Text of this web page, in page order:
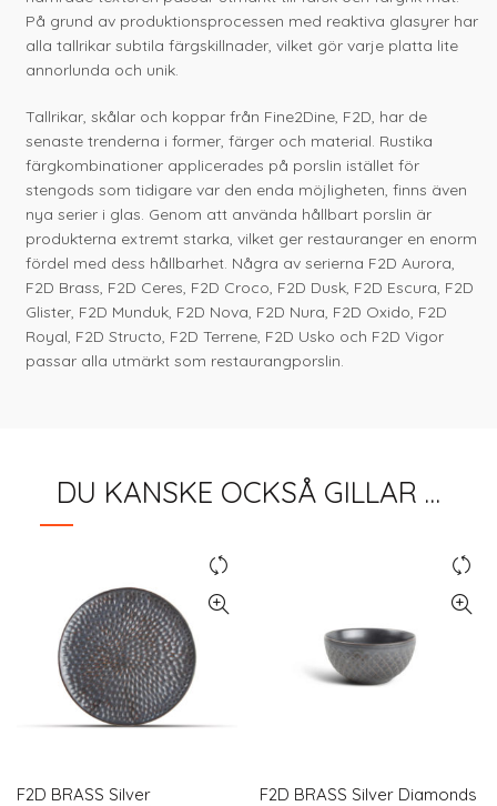
På grund av produktionsprocessen med reaktiva glasyrer har
alla tallrikar subtila färgskillnader, vilket gör varje platta lite
annorlunda och unik.
Tallrikar, skålar och koppar från Fine2Dine, F2D, har de
senaste trenderna i former, färger och material. Rustika
färgkombinationer applicerades på porslin istället för
stengods som tidigare var den enda möjligheten, finns även
nya serier i glas. Genom att använda hållbart porslin är
produkterna extremt starka, vilket ger restauranger en enorm
fördel med dess hållbarhet. Några av serierna F2D Aurora,
F2D Brass, F2D Ceres, F2D Croco, F2D Dusk, F2D Escura, F2D
Glister, F2D Munduk, F2D Nova, F2D Nura, F2D Oxido, F2D
Royal, F2D Structo, F2D Terrene, F2D Usko och F2D Vigor
passar alla utmärkt som restaurangporslin.
DU KANSKE OCKSÅ GILLAR …
F2D BRASS Silver
F2D BRASS Silver Diamonds